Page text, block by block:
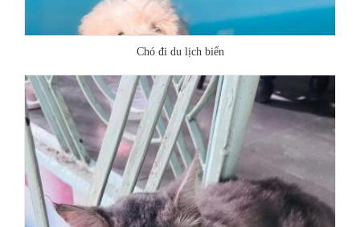
Chó đi du lịch biển